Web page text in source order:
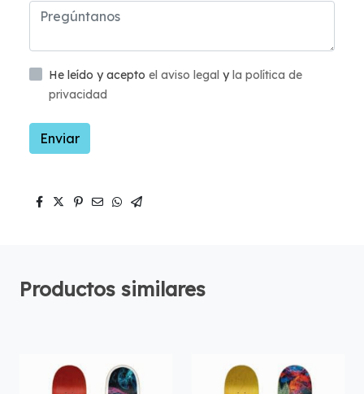
He leído y acepto el aviso legal yla política de
privacidad
Enviar
Productos similares